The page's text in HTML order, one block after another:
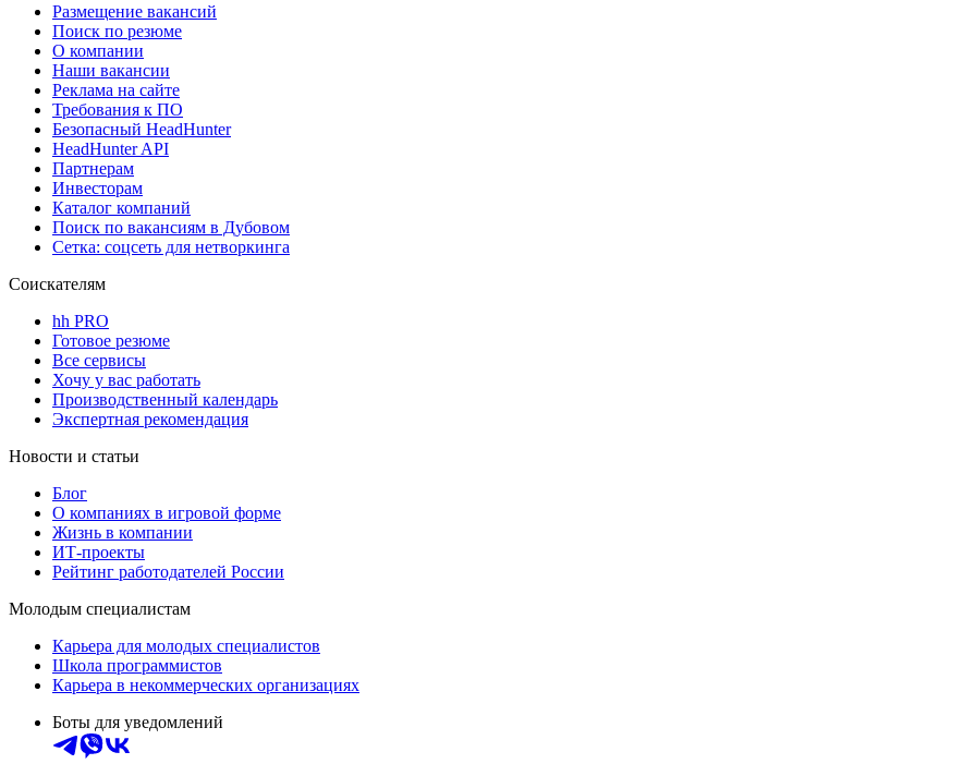
Размещение вакансий
Поиск по резюме
О компании
Наши вакансии
Реклама на сайте
Требования к ПО
Безопасный HeadHunter
HeadHunter API
Партнерам
Инвесторам
Каталог компаний
Поиск по вакансиям в Дубовом
Сетка: соцсеть для нетворкинга
Соискателям
hh PRO
Готовое резюме
Все сервисы
Хочу у вас работать
Производственный календарь
Экспертная рекомендация
Новости и статьи
Блог
О компаниях в игровой форме
Жизнь в компании
ИТ-проекты
Рейтинг работодателей России
Молодым специалистам
Карьера для молодых специалистов
Школа программистов
Карьера в некоммерческих организациях
Боты для уведомлений